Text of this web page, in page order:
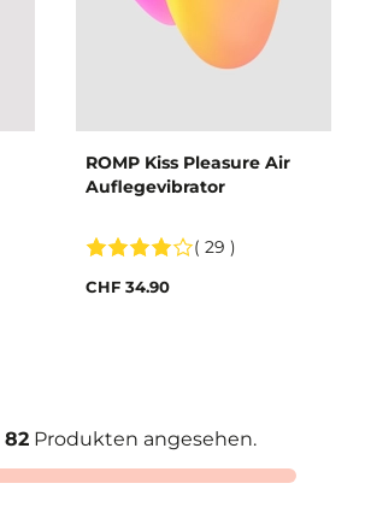
ROMP Kiss Pleasure Air
Auflegevibrator
( 29 )
CHF 34.90
82 Produkten angesehen.